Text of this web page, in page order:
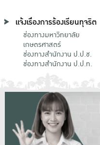
แจ้งเรื่องการร้องเรียนทุจริต
ช่องทางมหาวิทยาลัย
เกษตรศาสตร์
ช่องทางสำนักงาน ป.ป.ช.
ช่องทางสำนักงาน ป.ป.ท.